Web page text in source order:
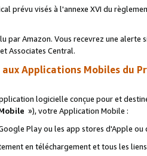
prévu visés à l'annexe XVI du
Amazon. Vous recevrez une alerte
Associates Central.
Applications Mobiles du
logicielle conçue pour et
»), votre Application Mobile :
Play ou les app stores d'Apple ou
en téléchargement et tous les